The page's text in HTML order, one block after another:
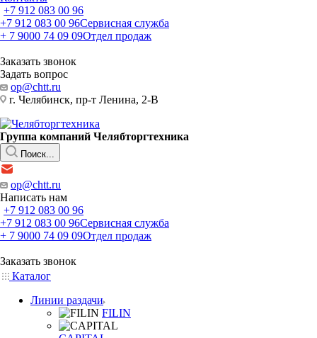
+7 912 083 00 96
+7 912 083 00 96Сервисная служба
+ 7 9000 74 09 09Отдел продаж
Заказать звонок
Задать вопрос
op@chtt.ru
г. Челябинск, пр-т Ленина, 2-В
Группа компаний Челябторгтехника
Поиск...
op@chtt.ru
Написать нам
+7 912 083 00 96
+7 912 083 00 96Сервисная служба
+ 7 9000 74 09 09Отдел продаж
Заказать звонок
Каталог
Линии раздачи
FILIN